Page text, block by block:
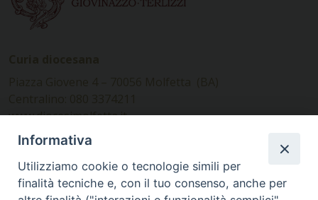
www.diocesimolfetta.it –
diocesimolfetta@pec.chiesacattolica.it
Ufficio Comunicazioni sociali
Informativa
Utilizziamo cookie o tecnologie simili per
finalità tecniche e, con il tuo consenso, anche per